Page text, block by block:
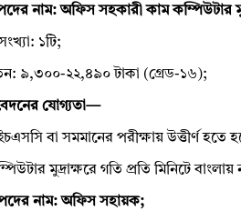
নাম: অফিস সহকারী কাম কম্পিউটার
১টি;
৯,৩০০-২২,৪৯০ টাকা (গ্রেড-১৬);
যোগ্যতা—
বা সমমানের পরীক্ষায় উত্তীর্ণ হতে
মুদ্রাক্ষরে গতি প্রতি মিনিটে
নাম: অফিস সহায়ক;